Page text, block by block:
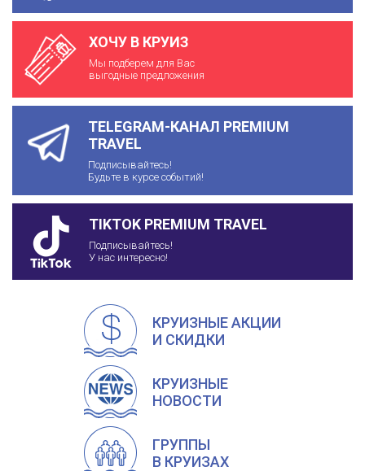
ХОЧУ В КРУИЗ
Мы подберем для Вас
выгодные предложения
TELEGRAM-КАНАЛ PREMIUM
TRAVEL
Подписывайтесь!
Будьте в курсе событий!
TIKTOK PREMIUM TRAVEL
Подписывайтесь!
У нас интересно!
КРУИЗНЫЕ АКЦИИ
И СКИДКИ
КРУИЗНЫЕ
НОВОСТИ
ГРУППЫ
В КРУИЗАХ